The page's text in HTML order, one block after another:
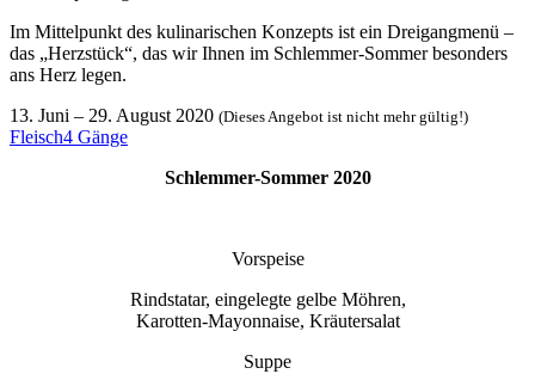
Im Mittelpunkt des kulinarischen Konzepts ist ein Dreigangmenü –
das „Herzstück“, das wir Ihnen im Schlemmer-Sommer besonders
ans Herz legen.
13. Juni – 29. August 2020 (Dieses Angebot ist nicht mehr gültig!)
Fleisch4 Gänge
Schlemmer-Sommer 2020
Vorspeise
Rindstatar, eingelegte gelbe Möhren,
Karotten-Mayonnaise, Kräutersalat
Suppe